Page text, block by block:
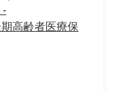
-
高齢者医療保